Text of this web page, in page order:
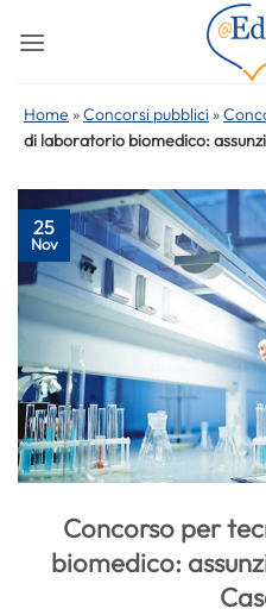
Home »Concorsi pubblici »
di laboratorio biomedico:
25
Nov
Concorso per
biomedico: